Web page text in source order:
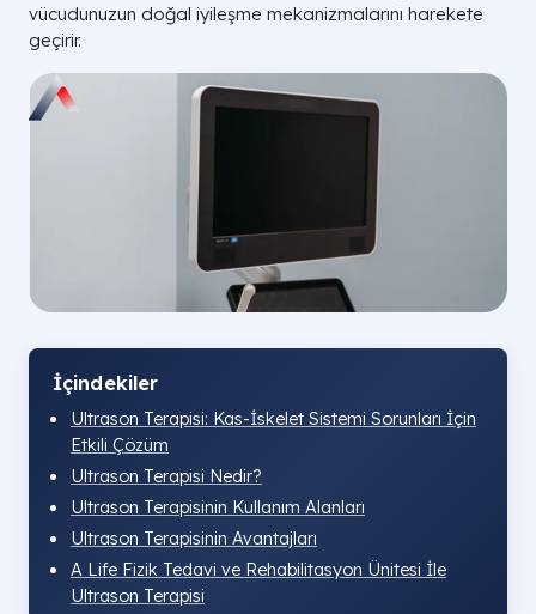
vücudunuzun doğal iyileşme mekanizmalarını harekete
geçirir.
İçindekiler
Ultrason Terapisi: Kas-İskelet Sistemi Sorunları İçin
Etkili Çözüm
Ultrason Terapisi Nedir?
Ultrason Terapisinin Kullanım Alanları
Ultrason Terapisinin Avantajları
A Life Fizik Tedavi ve Rehabilitasyon Ünitesi İle
Ultrason Terapisi